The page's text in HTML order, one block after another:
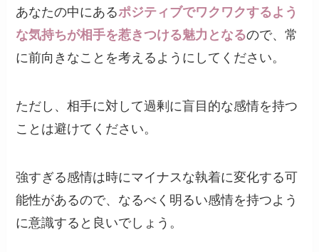
あなたの中にあるポジティブでワクワクするよう
な気持ちが相手を惹きつける魅力となるので、常
に前向きなことを考えるようにしてください。
ただし、相手に対して過剰に盲目的な感情を持つ
ことは避けてください。
強すぎる感情は時にマイナスな執着に変化する可
能性があるので、なるべく明るい感情を持つよう
に意識すると良いでしょう。